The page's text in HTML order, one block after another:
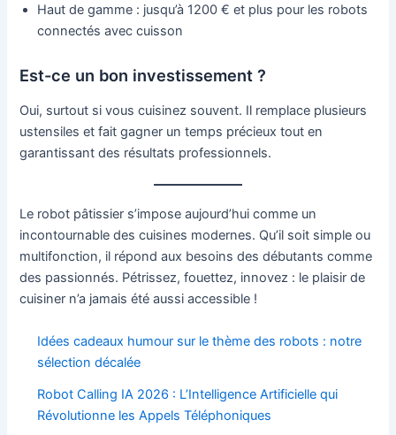
Haut de gamme : jusqu’à 1200 € et plus pour les robots
connectés avec cuisson
Est-ce un bon investissement ?
Oui, surtout si vous cuisinez souvent. Il remplace plusieurs
ustensiles et fait gagner un temps précieux tout en
garantissant des résultats professionnels.
Le robot pâtissier s’impose aujourd’hui comme un
incontournable des cuisines modernes. Qu’il soit simple ou
multifonction, il répond aux besoins des débutants comme
des passionnés. Pétrissez, fouettez, innovez : le plaisir de
cuisiner n’a jamais été aussi accessible !
Idées cadeaux humour sur le thème des robots : notre
sélection décalée
Robot Calling IA 2026 : L’Intelligence Artificielle qui
Révolutionne les Appels Téléphoniques